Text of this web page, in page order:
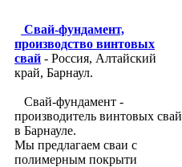
Свай-фундамент,
производство винтовых
свай - Россия, Алтайский
край, Барнаул.
Свай-фундамент -
производитель винтовых свай
в Барнауле.
Мы предлагаем сваи с
полимерным покрыти